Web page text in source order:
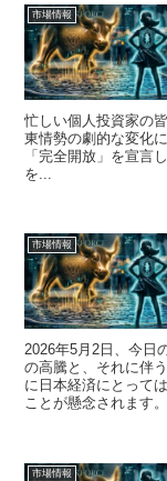
市場情報
忙しい個人投資家の
東情勢の劇的な変化
「完全開放」を宣言
を...
市場情報
2026年5月2日、今日
の高騰と、それに伴
に日本経済にとって
ことが懸念されます
市場情報